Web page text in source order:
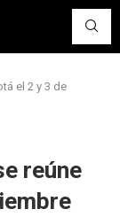
el 2 y 3 de
reúne